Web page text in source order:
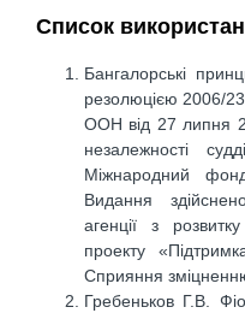
Список
Бангалорські
резолюцією 2006/
ООН від 27 липня
незалежності
Міжнародний
Видання
агенції з
проекту
Сприяння
Гребеньков Г.В.